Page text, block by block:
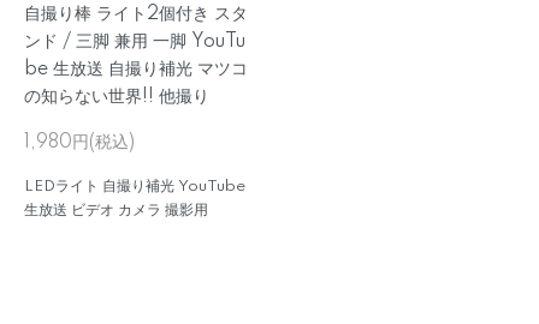
自撮り棒 ライト2個付き スタ
ンド / 三脚 兼用 一脚 YouTu
be 生放送 自撮り補光 マツコ
の知らない世界!! 他撮り
1,980円(税込)
LEDライト 自撮り補光 YouTube
生放送 ビデオ カメラ 撮影用